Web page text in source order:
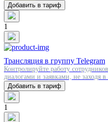
Добавить в тариф
1
Трансляция в группу Telegram
Контролируйте работу
диалогами и заявками, не заходя в
Добавить в тариф
1